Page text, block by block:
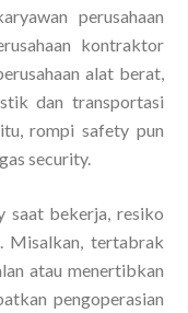
perusahaan
kontraktor
alat berat,
dan transportasi
rompi safety pun
security.
saat bekerja, resiko
Misalkan, tertabrak
atau menertibkan
pengoperasian